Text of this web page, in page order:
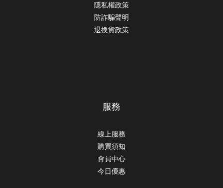
隱私權政策
防詐騙聲明
退換貨政策
服務
線上服務
購買須知
會員中心
今日優惠